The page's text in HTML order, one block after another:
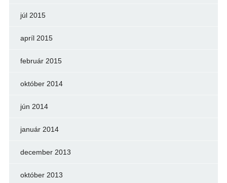
júl 2015
apríl 2015
február 2015
október 2014
jún 2014
január 2014
december 2013
október 2013